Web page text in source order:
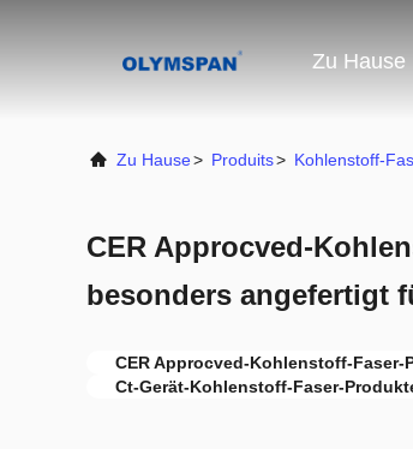
Zu Hause
Zu Hause> Produits> Kohlenstoff-
CER Approcved-
besonders angefertigt
CER Approcved-Kohlenstoff-Faser-
Ct-Gerät-Kohlenstoff-Faser-